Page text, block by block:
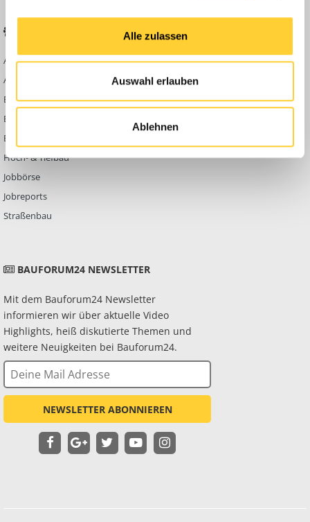
Alle zulassen
Auswahl erlauben
Ablehnen
Abbruch
Ausbildung & Beruf
Bau Allgemein
Baumaschinen
Berg- & Tagebau
Hoch- & Tiefbau
Jobbörse
Jobreports
Straßenbau
KONTAKT
Werben auf
Bauforum24
Datenschutzerklärung
BAUFORUM24 NEWSLETTER
Mit dem Bauforum24 Newsletter
informieren wir über aktuelle Video
Highlights, heiß diskutierte Themen und
weitere Neuigkeiten bei Bauforum24.
NEWSLETTER ABONNIEREN